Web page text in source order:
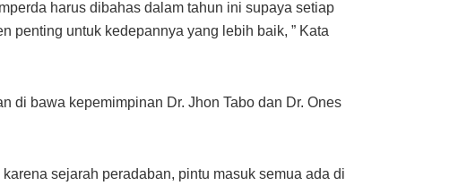
harus dibahas dalam tahun ini supaya setiap
penting untuk kedepannya yang lebih baik, ” Kata
di bawa kepemimpinan Dr. Jhon Tabo dan Dr. Ones
sejarah peradaban, pintu masuk semua ada di